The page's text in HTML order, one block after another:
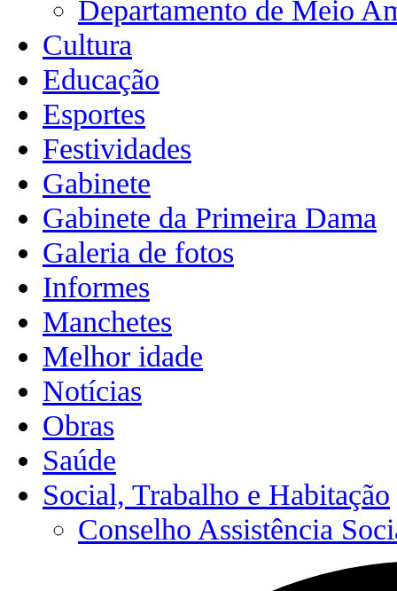
Departamento de Meio
Cultura
Educação
Esportes
Festividades
Gabinete
Gabinete da Primeira Dama
Galeria de fotos
Informes
Manchetes
Melhor idade
Notícias
Obras
Saúde
Social, Trabalho e Habitação
Conselho Assistência